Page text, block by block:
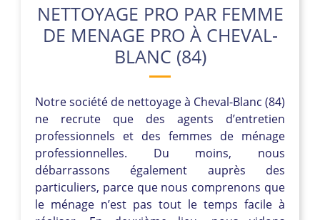
NETTOYAGE PRO PAR FEMME
DE MENAGE PRO À CHEVAL-
BLANC (84)
Notre société de nettoyage à Cheval-Blanc (84)
ne recrute que des agents d’entretien
professionnels et des femmes de ménage
professionnelles. Du moins, nous
débarrassons également auprès des
particuliers, parce que nous comprenons que
le ménage n’est pas tout le temps facile à